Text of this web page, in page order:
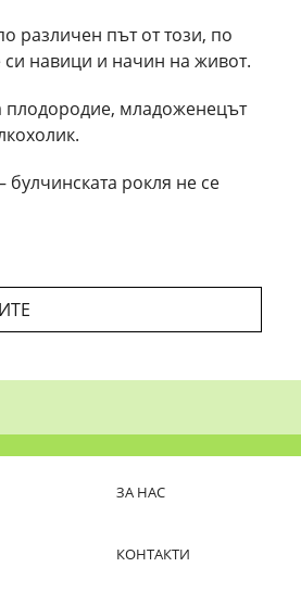
различен път от този, по
навици и начин на живот.
плодородие, младоженецът
булчинската рокля не се
ЗА НАС
КОНТАКТИ